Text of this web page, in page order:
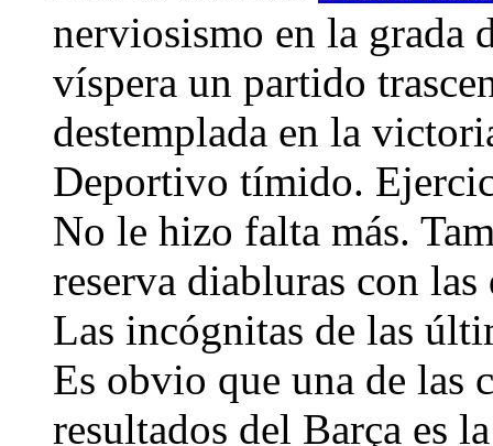
nerviosismo en la grada
víspera un partido
destemplada en la
Deportivo tímido.
No le hizo falta más.
reserva diabluras con
Las incógnitas de las
Es obvio que una de las
resultados del Barça es